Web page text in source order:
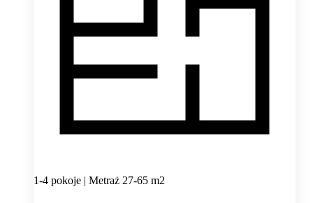
1-4 pokoje | Metraż 27-65 m2